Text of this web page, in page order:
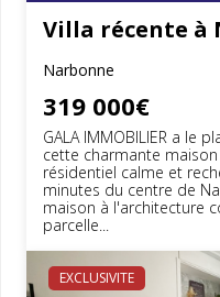
Villa récente à
Narbonne
319 000€
GALA IMMOBILIER a le
cette charmante
résidentiel calme et
minutes du centre de
maison à l'architecture
parcelle...
EXCLUSIVITE